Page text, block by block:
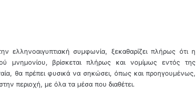
ελληνοαιγυπτιακή συμφωνία, ξεκαθαρίζει πλήρως ότι η
μνημονίου, βρίσκεται πλήρως και νομίμως εντός της
θα πρέπει φυσικά να σηκώσει, όπως και προηγουμένως,
περιοχή, με όλα τα μέσα που διαθέτει.